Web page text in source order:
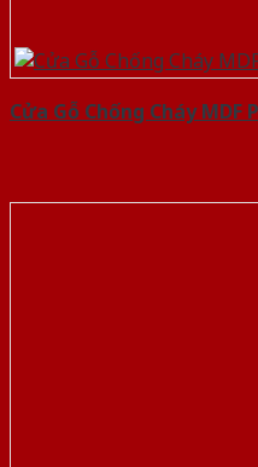
Cửa Gỗ Chống Cháy MDF